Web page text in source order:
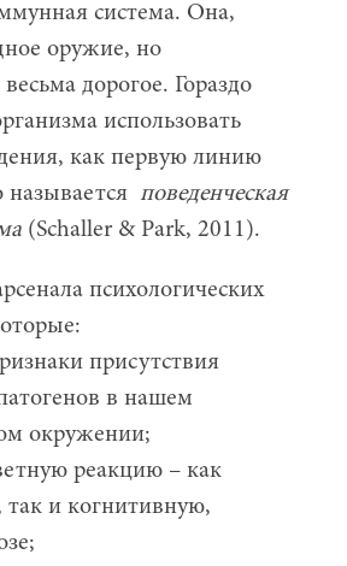
система. Она,
оружие, но
дорогое. Гораздо
использовать
как первую линию
называется поведенческая
(Schaller & Park, 2011).
психологических
присутствия
в нашем
окружении;
реакцию – как
и когнитивную,